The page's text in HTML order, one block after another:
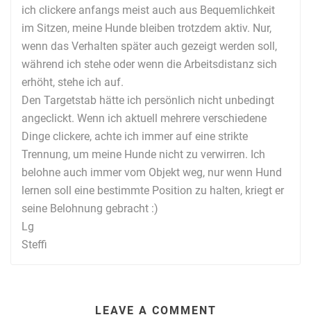
ich clickere anfangs meist auch aus Bequemlichkeit
im Sitzen, meine Hunde bleiben trotzdem aktiv. Nur,
wenn das Verhalten später auch gezeigt werden soll,
während ich stehe oder wenn die Arbeitsdistanz sich
erhöht, stehe ich auf.
Den Targetstab hätte ich persönlich nicht unbedingt
angeclickt. Wenn ich aktuell mehrere verschiedene
Dinge clickere, achte ich immer auf eine strikte
Trennung, um meine Hunde nicht zu verwirren. Ich
belohne auch immer vom Objekt weg, nur wenn Hund
lernen soll eine bestimmte Position zu halten, kriegt er
seine Belohnung gebracht :)
Lg
Steffi
LEAVE A COMMENT